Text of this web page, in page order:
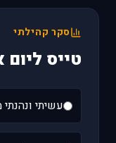
סקר קהילתי
טייס
עשיתי